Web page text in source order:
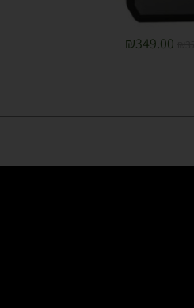
₪349.00